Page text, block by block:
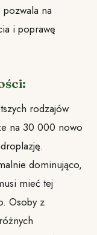
na
i poprawę
rodzajów
na 30 000 nowo
dominująco,
mieć tej
Osoby z